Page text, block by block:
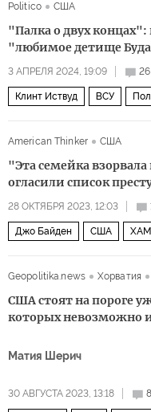
Politico США
"Палка о двух концах":
"любимое детище
3 АПРЕЛЯ 2024, 19:09 26
Клинт Иствуд ВСУ
American Thinker США
"Эта семейка
огласили список
28 ОКТЯБРЯ 2023, 12:03
Джо Байден США
Geopolitika.news Хорватия
США стоят на пороге
которых невозможно
Матия Шерич
30 АВГУСТА 2023, 13:18 8